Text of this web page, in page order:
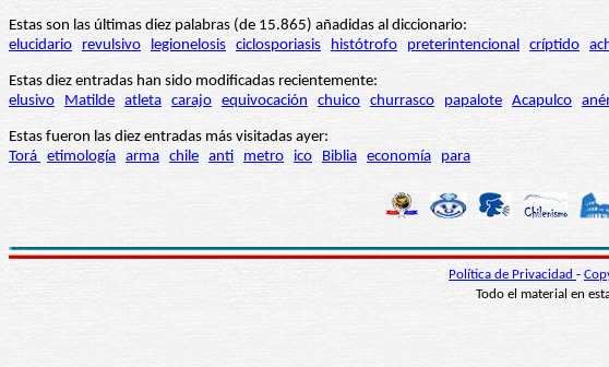
Estas son las últimas diez palabras (de 15.865) añadidas al diccionario:
elucidario
revulsivo legionelosis ciclosporiasis histótrofo preterintencional críptido
Estas diez entradas han sido modificadas recientemente:
elusivo
Matilde atleta carajo equivocación chuico churrasco papalote Acapulco
Estas fueron las diez entradas más visitadas ayer:
Torá etimología arma chile anti metro ico Biblia economía para
Política de Privacidad -
Todo el material en